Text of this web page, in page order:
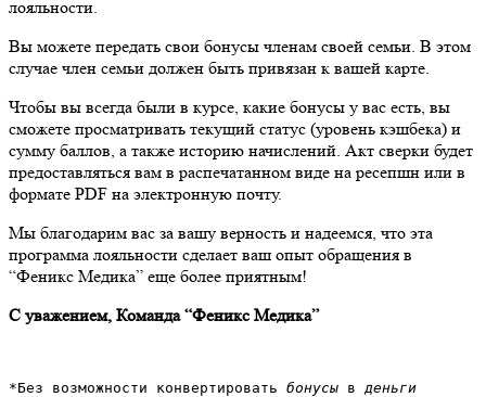
лояльности.
Вы можете передать свои бонусы членам своей семьи. В этом
случае член семьи должен быть привязан к вашей карте.
Чтобы вы всегда были в курсе, какие бонусы у вас есть, вы
сможете просматривать текущий статус (уровень кэшбека) и
сумму баллов, а также историю начислений. Акт сверки будет
предоставляться вам в распечатанном виде на ресепшн или в
формате PDF на электронную почту.
Мы благодарим вас за вашу верность и надеемся, что эта
программа лояльности сделает ваш опыт обращения в
“Феникс Медика” еще более приятным!
С уважением, Команда “Феникс Медика”
*Без возможности конвертировать бонусы в деньги